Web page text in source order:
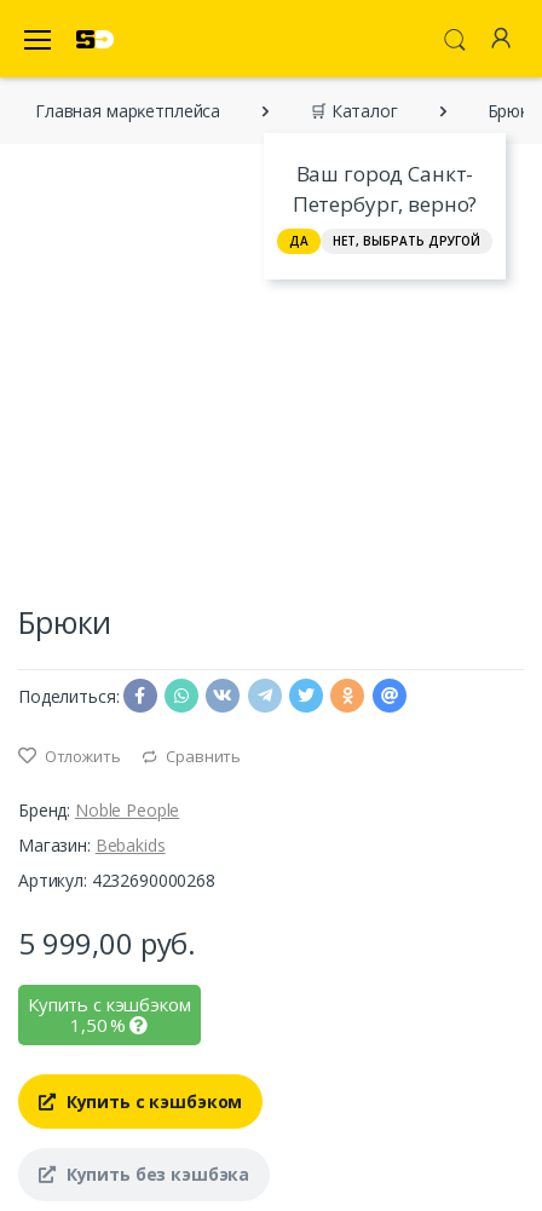
Ваш город Санкт-
Петербург, верно?
ДА НЕТ, ВЫБРАТЬ ДРУГОЙ
Главная марĸетплейса 🛒 Каталог Брюки
Брюки
Поделиться:
Отложить Сравнить
Бренд: Noble People
Магазин: Bebakids
Артикул: 4232690000268
5 999,00 руб.
Купить с кэшбэком
1,50%
Купить с кэшбэком
Купить без кэшбэка